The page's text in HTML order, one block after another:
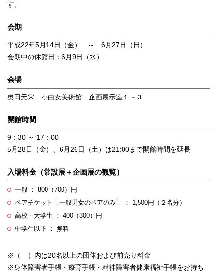
す。
会期
平成22年5月14日（金） ～ 6月27日（日）
会期中の休館日：6月9日（水）
会場
奥田元宋・小由女美術館 企画展示室１～３
開館時間
9：30 ～ 17：00
5月28日（金）、6月26日（土）は21:00まで開館時間を延長
入場料金（常設展＋企画展の観覧）
一般 ： 800（700）円
ペアチケット〔一般男女のペアのみ〕 ： 1,500円（２名分）
高校・大学生 ： 400（300）円
中学生以下 ： 無料
※（ ）内は20名以上の団体および前売り料金
※身体障害者手帳・療育手帳・精神障害者健康福祉手帳をお持ち